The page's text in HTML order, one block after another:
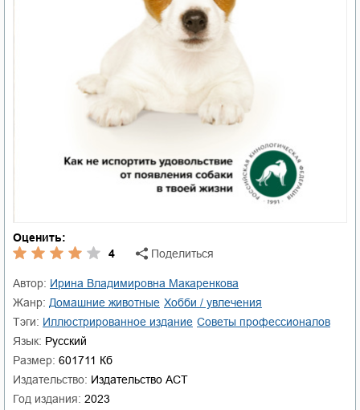
Оценить:
4
Поделиться
Автор:
Ирина Владимировна Макаренкова
Жанр:
домашние животные
хобби / увлечения
Тэги:
иллюстрированное издание
советы профессионалов
Язык: Русский
Размер: 601711 Кб
Издательство: Издательство АСТ
Год издания: 2023